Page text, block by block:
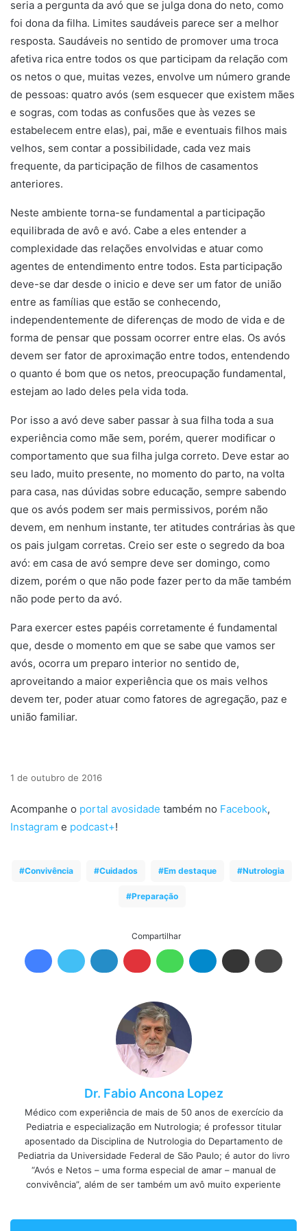
seria a pergunta da avó que se julga dona do neto, como
foi dona da filha. Limites saudáveis parece ser a melhor
resposta. Saudáveis no sentido de promover uma troca
afetiva rica entre todos os que participam da relação com
os netos o que, muitas vezes, envolve um número grande
de pessoas: quatro avós (sem esquecer que existem mães
e sogras, com todas as confusões que às vezes se
estabelecem entre elas), pai, mãe e eventuais filhos mais
velhos, sem contar a possibilidade, cada vez mais
frequente, da participação de filhos de casamentos
anteriores.
Neste ambiente torna-se fundamental a participação
equilibrada de avô e avó. Cabe a eles entender a
complexidade das relações envolvidas e atuar como
agentes de entendimento entre todos. Esta participação
deve-se dar desde o inicio e deve ser um fator de união
entre as famílias que estão se conhecendo,
independentemente de diferenças de modo de vida e de
forma de pensar que possam ocorrer entre elas. Os avós
devem ser fator de aproximação entre todos, entendendo
o quanto é bom que os netos, preocupação fundamental,
estejam ao lado deles pela vida toda.
Por isso a avó deve saber passar à sua filha toda a sua
experiência como mãe sem, porém, querer modificar o
comportamento que sua filha julga correto. Deve estar ao
seu lado, muito presente, no momento do parto, na volta
para casa, nas dúvidas sobre educação, sempre sabendo
que os avós podem ser mais permissivos, porém não
devem, em nenhum instante, ter atitudes contrárias às que
os pais julgam corretas. Creio ser este o segredo da boa
avó: em casa de avó sempre deve ser domingo, como
dizem, porém o que não pode fazer perto da mãe também
não pode perto da avó.
Para exercer estes papéis corretamente é fundamental
que, desde o momento em que se sabe que vamos ser
avós, ocorra um preparo interior no sentido de,
aproveitando a maior experiência que os mais velhos
devem ter, poder atuar como fatores de agregação, paz e
união familiar.
1 de outubro de 2016
Acompanhe o portal avosidade também no Facebook,
Instagram e podcast+!
Convivência Cuidados Em destaque Nutrologia
Preparação
Compartilhar
Dr. Fabio Ancona Lopez
Médico com experiência de mais de 50 anos de exercício da
Pediatria e especialização em Nutrologia; é professor titular
aposentado da Disciplina de Nutrologia do Departamento de
Pediatria da Universidade Federal de São Paulo; é autor do livro
“Avós e Netos – uma forma especial de amar – manual de
convivência”, além de ser também um avô muito experiente